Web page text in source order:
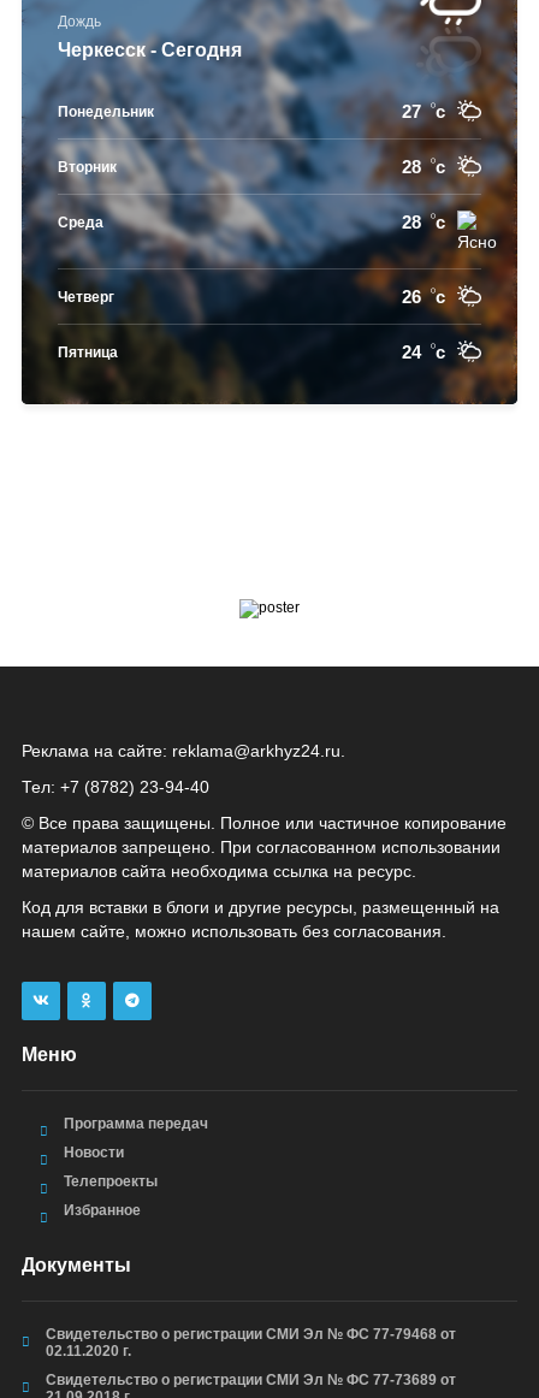
Дождь
Черкесск - Сегодня
Понедельник 27 c
Вторник 28 c
Среда 28 c
Четверг 26 c
Пятница 24 c
Реклама на сайте: reklama@arkhyz24.ru
Тел: +7 (8782) 23‑94‑40
© Все права защищены. Полное или частичное копирование
материалов запрещено. При согласованном использовании
материалов сайта необходима ссылка на ресурс.
Код для вставки в блоги и другие ресурсы, размещенный на
нашем сайте, можно использовать без согласования.
Меню
Программа передач
Новости
Телепроекты
Избранное
Документы
Свидетельство о регистрации СМИ Эл № ФС 77-79468 от
02.11.2020 г.
Свидетельство о регистрации СМИ Эл № ФС 77-73689 от